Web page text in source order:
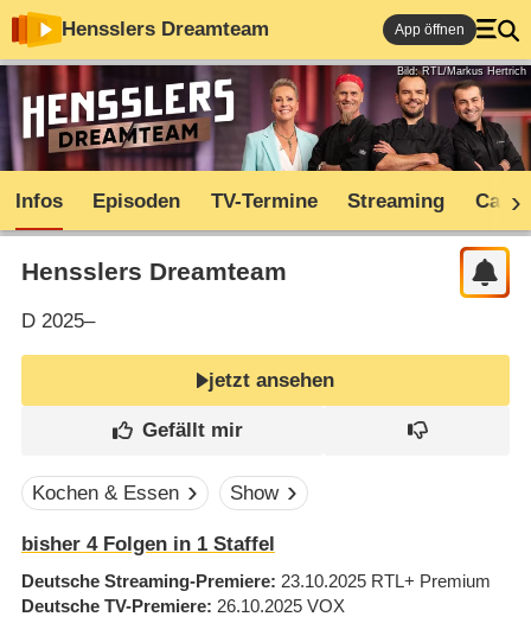
Hensslers Dreamteam App öffnen
Bild: RTL/Markus Hertrich
Infos Episoden TV-Termine Streaming Cast
Hensslers Dreamteam
D2025–
jetzt ansehen
Kochen & Essen Show
bisher 4Folgen in 1Staffel
Deutsche Streaming-Premiere 23.10.2025 RTL+ Premium
Deutsche TV-Premiere 26.10.2025 VOX